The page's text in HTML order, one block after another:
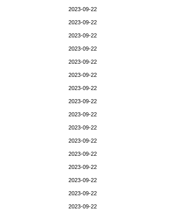
2023-09-22
2023-09-22
2023-09-22
2023-09-22
2023-09-22
2023-09-22
2023-09-22
2023-09-22
2023-09-22
2023-09-22
2023-09-22
2023-09-22
2023-09-22
2023-09-22
2023-09-22
2023-09-22